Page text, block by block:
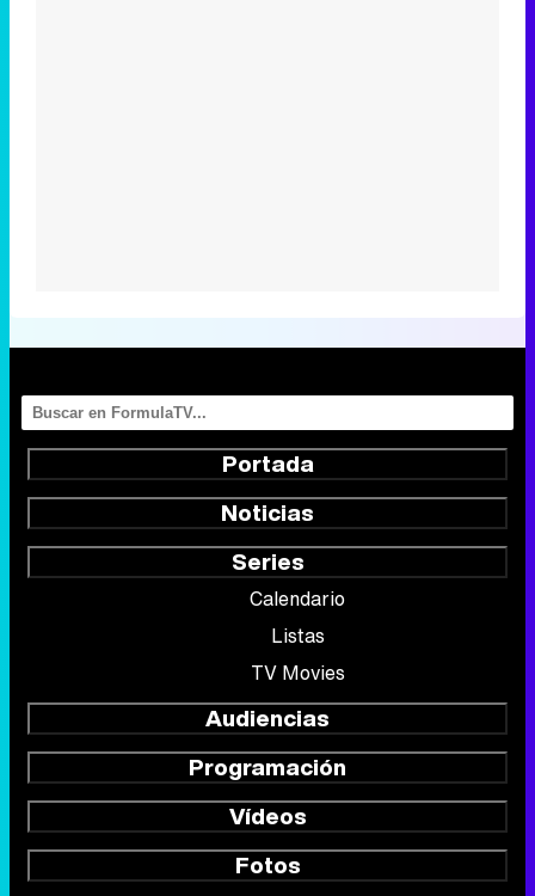
Portada
Noticias
Series
Calendario
Listas
TV Movies
Audiencias
Programación
Vídeos
Fotos